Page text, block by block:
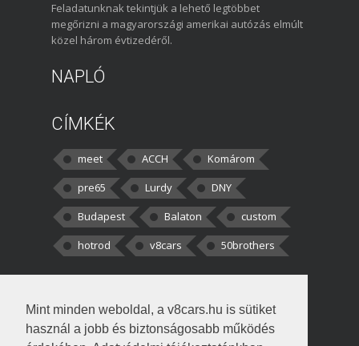
Mint minden weboldal, a v8cars.hu is sütiket
használ a jobb és biztonságosabb működés
Feladatunknak tekintjük a lehető legtöbbet
megőrizni a magyarországi amerikai autózás elmúlt
közel három évtizedéről.
NAPLÓ
CÍMKÉK
meet ACCH
Komárom
pre65
Lurdy
DNY
Budapest
Balaton
custom
hotrod
v8cars 50brothers
kortisz:Elszúrtam! Én csak két
darabbaal számoltam. Nem tudtam, hogy fél autót,